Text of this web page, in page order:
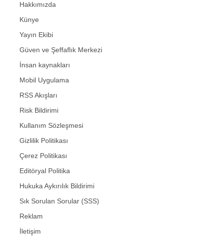
Hakkımızda
Künye
Yayın Ekibi
Güven ve Şeffaflık Merkezi
İnsan kaynakları
Mobil Uygulama
RSS Akışları
Risk Bildirimi
Kullanım Sözleşmesi
Gizlilik Politikası
Çerez Politikası
Editöryal Politika
Hukuka Aykırılık Bildirimi
Sık Sorulan Sorular (SSS)
Reklam
İletişim